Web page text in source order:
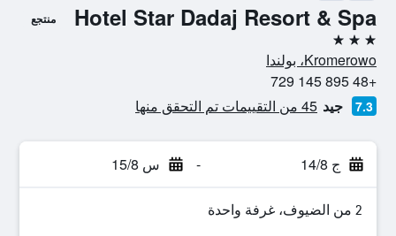
Hotel Star Dadaj Resort & Spa منتجع
3 نجوم
Kromerowo، بولندا
+48 895 145 729
7.3 جيد 45 من التقييمات تم التحقق منها
ج 14/8 - س 15/8
2 من الضيوف، غرفة واحدة